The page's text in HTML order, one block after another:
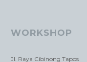
WORKSHOP
Jl. Raya Cibinong Tapos